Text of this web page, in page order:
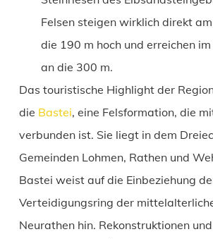
Felsen steigen wirklich direkt
die 190 m hoch und erreichen
an die 300 m.
Das touristische Highlight der
die Bastei, eine Felsformation, die
verbunden ist. Sie liegt in dem
Gemeinden Lohmen, Rathen und
Bastei weist auf die Einbeziehung
Verteidigungsring der
Neurathen hin. Rekonstruktionen